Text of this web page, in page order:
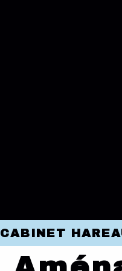
CABINET